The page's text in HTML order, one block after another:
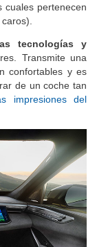
cuales pertenecen
tecnologías y
Transmite una
confortables y es
de un coche tan
impresiones del